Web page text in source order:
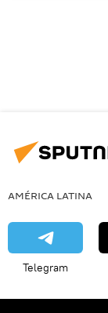
AMÉRICA LATINA
Telegram